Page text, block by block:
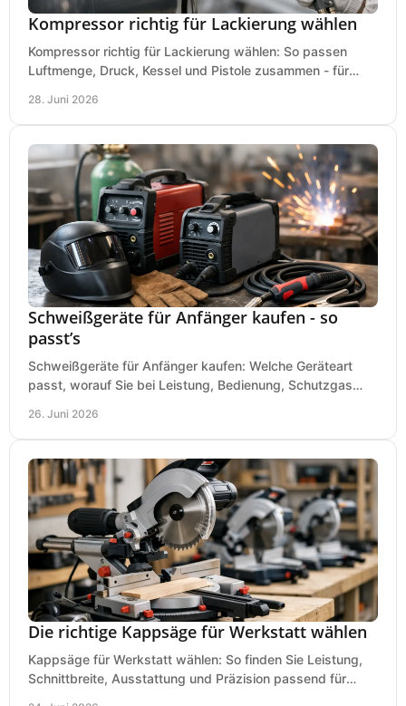
Kompressor richtig für Lackierung wählen
Kompressor richtig für Lackierung wählen: So passen
Luftmenge, Druck, Kessel und Pistole zusammen - für
28. Juni 2026
Schweißgeräte für Anfänger kaufen - so
passt’s
Schweißgeräte für Anfänger kaufen: Welche Geräteart
passt, worauf Sie bei Leistung, Bedienung, Schutzgas
26. Juni 2026
Die richtige Kappsäge für Werkstatt wählen
Kappsäge für Werkstatt wählen: So finden Sie Leistung,
Schnittbreite, Ausstattung und Präzision passend für